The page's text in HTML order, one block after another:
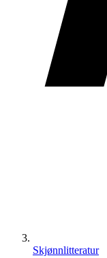
Skjønnlitteratur